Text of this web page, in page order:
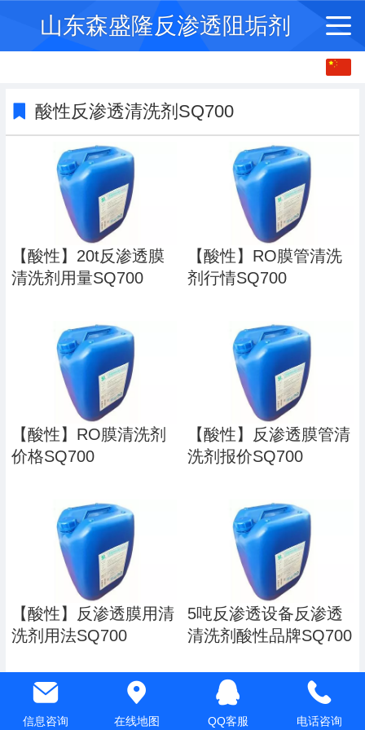
山东森盛隆反渗透阻垢剂
繁体
酸性反渗透清洗剂SQ700
【酸性】20t反渗透膜
清洗剂用量SQ700
【酸性】RO膜管清洗
剂行情SQ700
【酸性】RO膜清洗剂
价格SQ700
【酸性】反渗透膜管清
洗剂报价SQ700
【酸性】反渗透膜用清
洗剂用法SQ700
5吨反渗透设备反渗透
清洗剂酸性品牌SQ700
信息咨询 在线地图 QQ客服 电话咨询